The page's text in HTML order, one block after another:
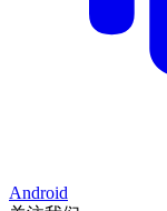
Android